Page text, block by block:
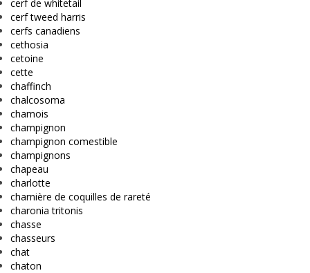
cerf de whitetail
cerf tweed harris
cerfs canadiens
cethosia
cetoine
cette
chaffinch
chalcosoma
chamois
champignon
champignon comestible
champignons
chapeau
charlotte
charnière de coquilles de rareté
charonia tritonis
chasse
chasseurs
chat
chaton